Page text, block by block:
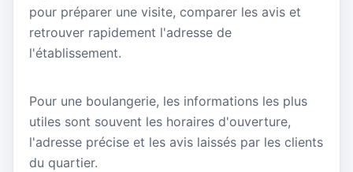
pour préparer une visite, comparer les avis et
retrouver rapidement l'adresse de
l'établissement.
Pour une boulangerie, les informations les plus
utiles sont souvent les horaires d'ouverture,
l'adresse précise et les avis laissés par les clients
du quartier.